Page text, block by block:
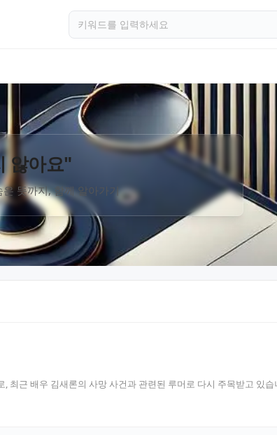
않아요"
뜻까지, 함께 알아가기
근 배우 김새론의 사망 사건과 관련된 루머로 다시 주목받고 있습